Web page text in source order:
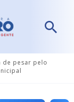
de pesar pelo